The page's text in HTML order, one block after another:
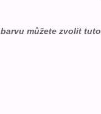
barvu můžete zvolit